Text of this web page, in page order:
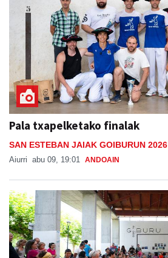
Pala txapelketako finalak
SAN ESTEBAN JAIAK GOIBURUN 2026
Aiurri abu 09, 19:01 ANDOAIN